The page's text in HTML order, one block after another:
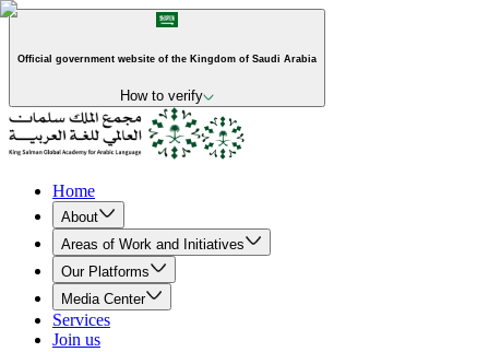
Official government website of the Kingdom of Saudi Arabia
How to verify
Home
About
Areas of Work and Initiatives
Our Platforms
Media Center
Services
Join us